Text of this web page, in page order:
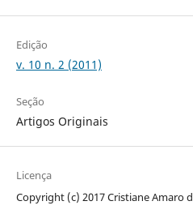
Edição
v. 10 n. 2 (2011)
Seção
Artigos Originais
Licença
Copyright (c) 2017 Cristiane Amaro